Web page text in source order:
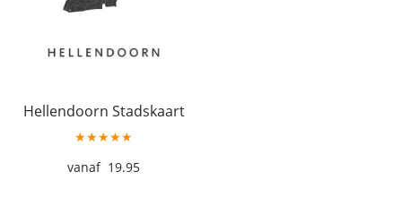
Hellendoorn Stadskaart
★★★★★
19.95